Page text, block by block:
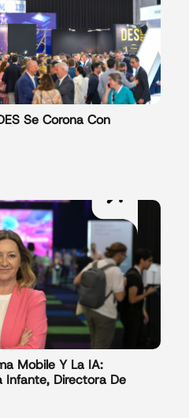
Se Corona Con
Mobile Y La IA:
Infante, Directora De